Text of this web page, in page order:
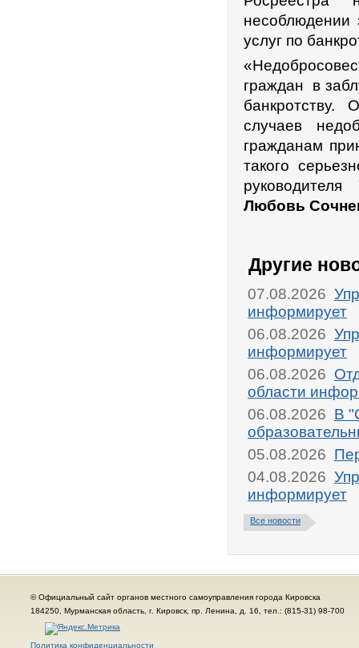
несоблюдении
услуг по
граждан в
случаев
гражданам
такого
Любовь
Другие
07.08.2026
информирует
06.08.2026
информирует
06.08.2026
области
06.08.2026 В
05.08.2026
04.08.2026
информирует
Все новости
© Официальный сайт органов местного самоуправления города Кировска
184250, Мурманская область, г. Кировск, пр. Ленина, д. 16, тел.: (815-31) 98-700
Политика конфиденциальности